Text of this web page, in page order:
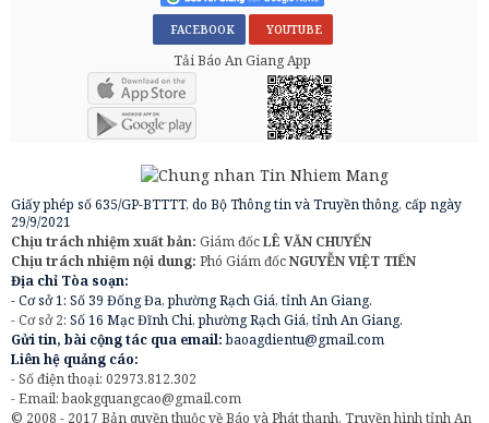
FACEBOOK YOUTUBE
Tải Báo An Giang App
Giấy phép số 635/GP-BTTTT, do Bộ Thông tin và Truyền thông, cấp ngày
29/9/2021
Chịu trách nhiệm xuất bản: Giám đốcLÊ VĂN CHUYỂN
Chịu trách nhiệm nội dung: Phó Giám đốcNGUYỄN VIỆT TIẾN
Địa chỉ Tòa soạn:
- Cơ sở 1: Số 39 Đống Đa, phường Rạch Giá, tỉnh An Giang.
- Cơ sở 2: Số 16 Mạc Đĩnh Chi, phường Rạch Giá, tỉnh An Giang.
Gửi tin, bài cộng tác qua email:baoagdientu@gmail.com
Liên hệ quảng cáo:
- Số điện thoại: 02973.812.302
- Email:baokgquangcao@gmail.com
© 2008 - 2017 Bản quyền thuộc về Báo và Phát thanh, Truyền hình tỉnh An